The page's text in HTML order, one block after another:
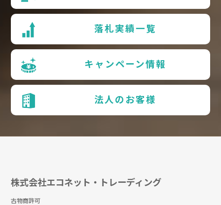
落札実績一覧
キャンペーン情報
法人のお客様
株式会社エコネット・トレーディング
古物商許可